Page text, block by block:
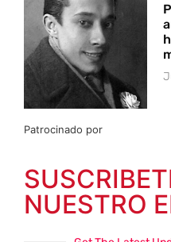
Patrocinado por
NUESTRO